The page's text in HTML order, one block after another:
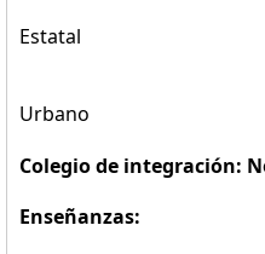
Estatal
Urbano
Colegio de integración:
Enseñanzas: